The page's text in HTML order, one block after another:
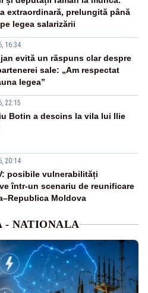
extraordinară, prelungită până
legea salarizării
16:34
evită un răspuns clar despre
sale: „Am respectat
legea”
22:15
Botin a descins la vila lui Ilie
20:14
posibile vulnerabilități
într-un scenariu de reunificare
Moldova
- NATIONALA